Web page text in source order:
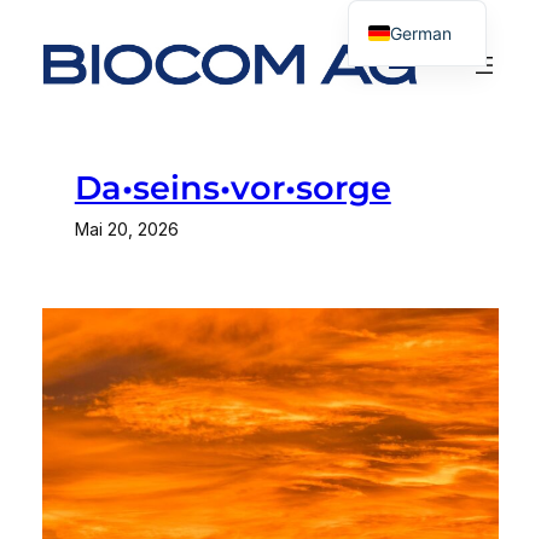
Inhalt
springen
Da•seins•vor•sorge
Mai 20, 2026
German
English